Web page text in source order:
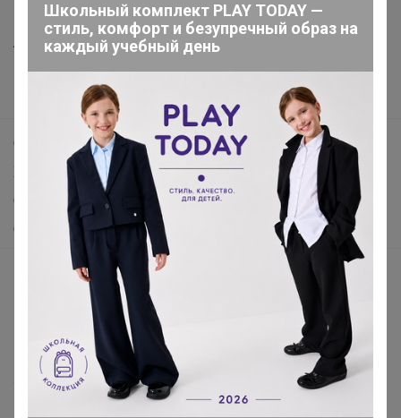
Все предложения
Анонсы
Новости
Поддержка альпак
Самое выгодное
Хиты продаж
Самое желанное
Самое быстрое
Начать зарабатывать с 24-ok
Picabox.ru - Лучшее место для ваших изображений
Розыгрыш - Генератор случайных чисел
Пульс нашего маркетплейса
Укорачиватель ссылок
Школьный комплект PLAY TODAY —
стиль, комфорт и безупречный образ на
каждый учебный день